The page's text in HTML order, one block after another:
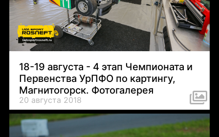
18-19 августа - 4 этап Чемпионата и
Первенства УрПФО по картингу,
Магнитогорск. Фотогалерея
20 августа 2018